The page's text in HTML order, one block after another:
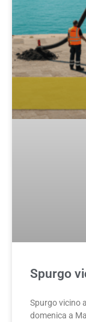
Spurgo
Spurgo vicino
domenica a